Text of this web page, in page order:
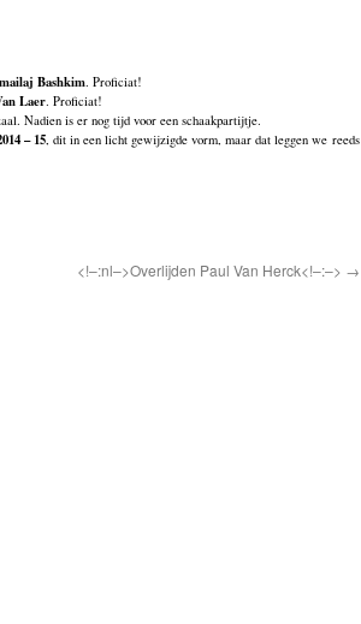
Bashkim. Proficiat!
Laer. Proficiat!
Nadien is er nog tijd voor een schaakpartijtje.
– 15, dit in een licht gewijzigde vorm, maar dat leggen we reeds
<!–:nl–>Overlijden Paul Van Herck<!–:–> →